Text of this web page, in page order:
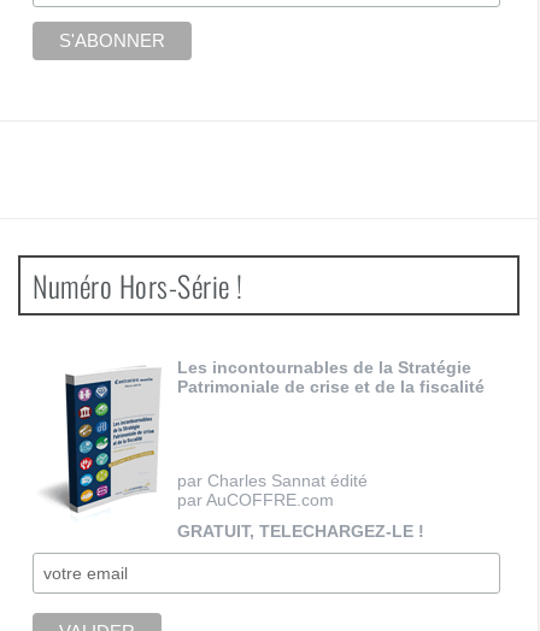
Numéro Hors-Série !
Les incontournables de la Stratégie
Patrimoniale de crise et de la fiscalité
par Charles Sannat édité
par AuCOFFRE.com
GRATUIT, TELECHARGEZ-LE !